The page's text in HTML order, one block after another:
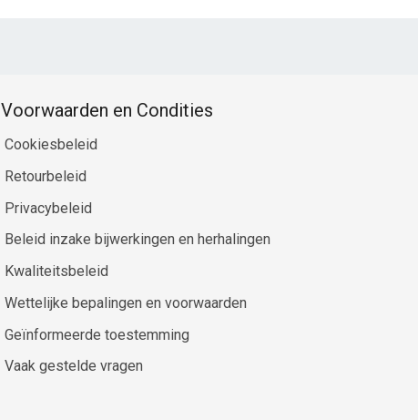
Voorwaarden en Condities
Cookiesbeleid
Retourbeleid
Privacybeleid
Beleid inzake bijwerkingen en herhalingen
Kwaliteitsbeleid
Wettelijke bepalingen en voorwaarden
Geïnformeerde toestemming
Vaak gestelde vragen